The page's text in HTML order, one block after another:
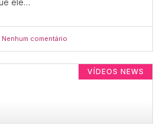
Nenhum comentário
VÍDEOS NEWS